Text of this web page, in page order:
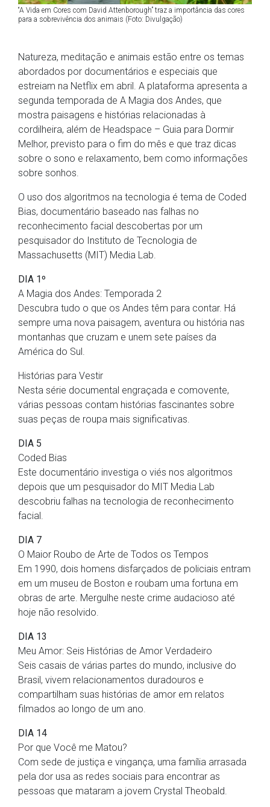
“A Vida em Cores com David Attenborough” traz a importância das cores
para a sobrevivência dos animais (Foto: Divulgação)
Natureza, meditação e animais estão entre os temas
abordados por documentários e especiais que
estreiam na Netflix em abril. A plataforma apresenta a
segunda temporada de A Magia dos Andes, que
mostra paisagens e histórias relacionadas à
cordilheira, além de Headspace – Guia para Dormir
Melhor, previsto para o fim do mês e que traz dicas
sobre o sono e relaxamento, bem como informações
sobre sonhos.
O uso dos algoritmos na tecnologia é tema de Coded
Bias, documentário baseado nas falhas no
reconhecimento facial descobertas por um
pesquisador do Instituto de Tecnologia de
Massachusetts (MIT) Media Lab.
DIA 1º
A Magia dos Andes: Temporada 2
Descubra tudo o que os Andes têm para contar. Há
sempre uma nova paisagem, aventura ou história nas
montanhas que cruzam e unem sete países da
América do Sul.
Histórias para Vestir
Nesta série documental engraçada e comovente,
várias pessoas contam histórias fascinantes sobre
suas peças de roupa mais significativas.
DIA 5
Coded Bias
Este documentário investiga o viés nos algoritmos
depois que um pesquisador do MIT Media Lab
descobriu falhas na tecnologia de reconhecimento
facial.
DIA 7
O Maior Roubo de Arte de Todos os Tempos
Em 1990, dois homens disfarçados de policiais entram
em um museu de Boston e roubam uma fortuna em
obras de arte. Mergulhe neste crime audacioso até
hoje não resolvido.
DIA 13
Meu Amor: Seis Histórias de Amor Verdadeiro
Seis casais de várias partes do mundo, inclusive do
Brasil, vivem relacionamentos duradouros e
compartilham suas histórias de amor em relatos
filmados ao longo de um ano.
DIA 14
Por que Você me Matou?
Com sede de justiça e vingança, uma família arrasada
pela dor usa as redes sociais para encontrar as
pessoas que mataram a jovem Crystal Theobald.